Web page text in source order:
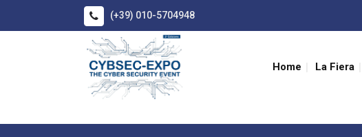
(+39) 010-5704948
Home La Fiera